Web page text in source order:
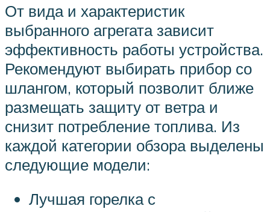
От вида и характеристик
выбранного агрегата зависит
эффективность работы устройства.
Рекомендуют выбирать прибор со
шлангом, который позволит ближе
размещать защиту от ветра и
снизит потребление топлива. Из
каждой категории обзора выделены
следующие модели:
Лучшая горелка с